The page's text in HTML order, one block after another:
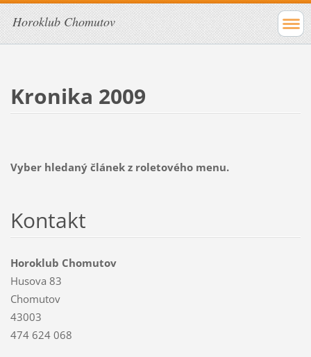
Horoklub Chomutov
Kronika 2009
Vyber hledaný článek z roletového menu.
Kontakt
Horoklub Chomutov
Husova 83
Chomutov
43003
474 624 068